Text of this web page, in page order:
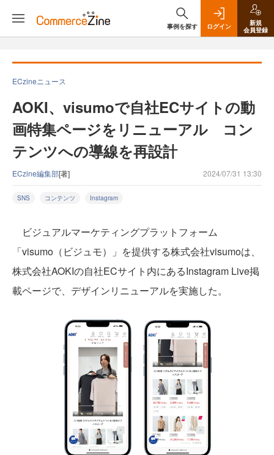
事例を探す ログイン
新規
会員登録
ECzineニュース
AOKI、visumoで自社ECサイトの動
画特集ページをリニューアル コン
テンツへの導線を再設計
ECzine編集部[著] 2024/07/31 13:30
SNS コンテンツ Instagram
ビジュアルマーケティングプラットフォーム
「visumo（ビジュモ）」を提供する株式会社visumoは、
株式会社AOKIの自社ECサイト内にあるInstagram Live掲
載ページで、デザインリニューアルを実施した。